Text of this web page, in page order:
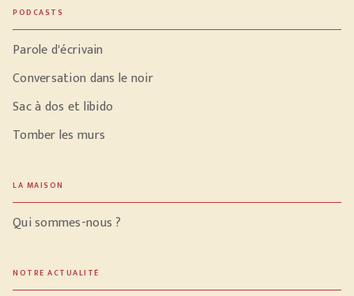
PODCASTS
Parole d'écrivain
Conversation dans le noir
Sac à dos et libido
Tomber les murs
LA MAISON
Qui sommes-nous ?
NOTRE ACTUALITÉ